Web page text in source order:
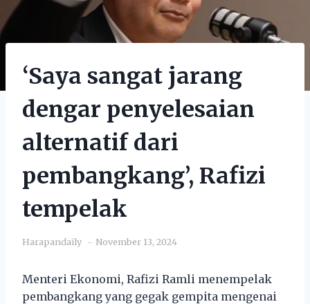
‘Saya sangat jarang
dengar penyelesaian
alternatif dari
pembangkang’, Rafizi
tempelak
Harapandaily November 13, 2024
Menteri Ekonomi, Rafizi Ramli menempelak
pembangkang yang gegak gempita mengenai